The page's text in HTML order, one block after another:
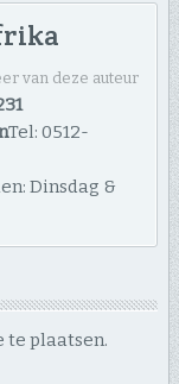
van deze auteur
Tel: 0512-
Dinsdag &
te plaatsen.